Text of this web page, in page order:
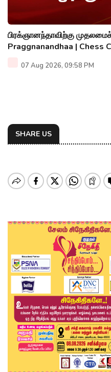
பிரக்ஞானந்தாவிற்கு
Praggnanandhaa | Chess
07 Aug 2026, 09:58 PM
SHARE US